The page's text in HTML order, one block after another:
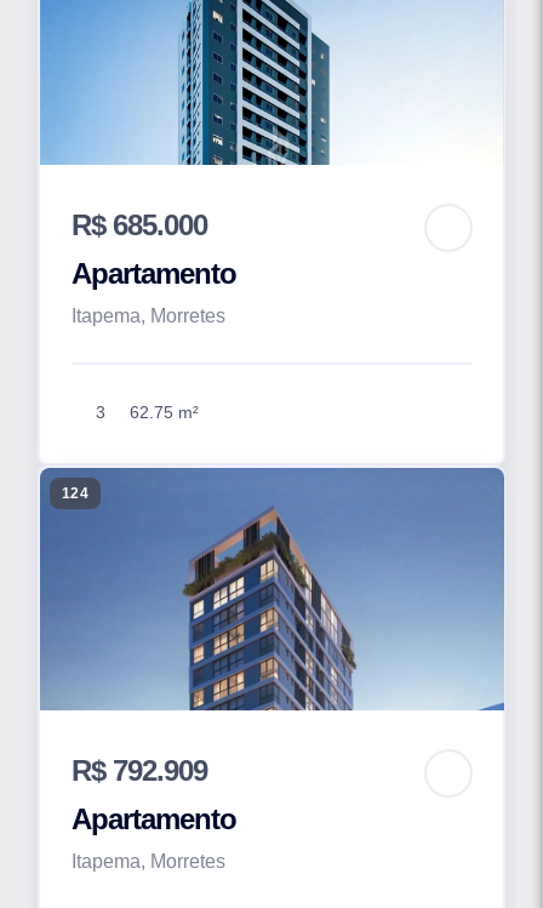
R$ 685.000
Apartamento
Itapema, Morretes
3 62.75 m²
124
R$ 792.909
Apartamento
Itapema, Morretes